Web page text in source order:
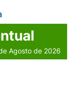
Agosto de 2026